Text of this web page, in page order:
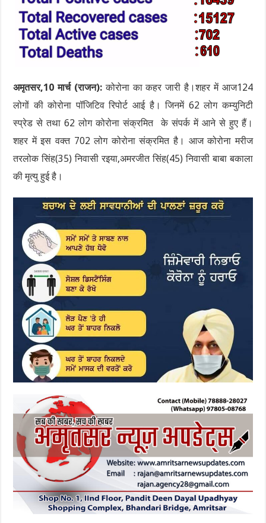
अमृतसर,10 मार्च (राजन):कोरोना का कहर जारी है।शहर में आज124
लोगों की कोरोना पॉजिटिव रिपोर्ट आई है। जिनमें 62 लोग कम्युनिटी
स्प्रेड से तथा 62 लोग कोरोना संक्रमित के संपर्क में आने से हुए हैं।
शहर में इस वक्त 702 लोग कोरोना संक्रमित है। आज कोरोना मरीज
तरलोक सिंह(35) निवासी रइया,अमरजीत सिंह(45) निवासी बाबा बकाला
की मृत्यु हुई है।